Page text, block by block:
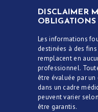
DISCLAIMER
OBLIGATIONS
Les informations
destinées à des
remplacent en
professionnel.
être évaluée par
dans un cadre
peuvent varier
être garantis.